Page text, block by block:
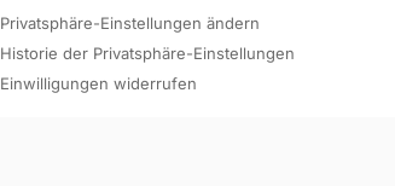
Privatsphäre-Einstellungen ändern
Historie der Privatsphäre-Einstellungen
Einwilligungen widerrufen